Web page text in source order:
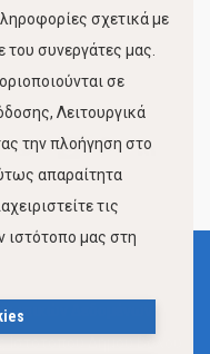
Δεδομένων
σχετικά με
συνεργάτες μας.
σε
Λειτουργικά
την πλοήγηση στο
απαραίτητα
τις
ιστότοπο μας στη